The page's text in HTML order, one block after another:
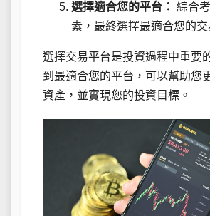
選擇適合您的平台： 綜合
素，最終選擇最適合您的交
選擇交易平台是投資過程中重要
到最適合您的平台，可以幫助您
資產，並實現您的投資目標。